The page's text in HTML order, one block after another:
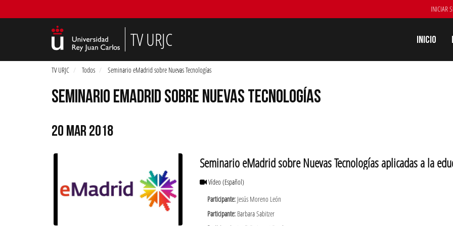
INICIAR
TV URJC Inicio
TV URJC Todos Seminario eMadrid sobre Nuevas Tecnologías
SEMINARIO EMADRID SOBRE NUEVAS TECNOLOGÍAS
20 MAR 2018
Seminario eMadrid sobre Nuevas Tecnologías aplicadas a la
Vídeo(Español)
Participante:Jesús Moreno León
Participante:Barbara Sabitzer